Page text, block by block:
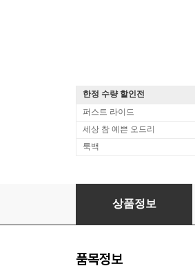
한정 수량 할인전
퍼스트 라이드
세상 참 예쁜 오드리
룩백
Cafe Zimmermann 바
상품정보
품목정보